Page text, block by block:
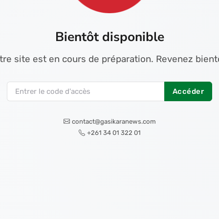
Bientôt disponible
site est en cours de préparation. Revenez
Accéder
contact@gasikaranews.com
+261 34 01 322 01